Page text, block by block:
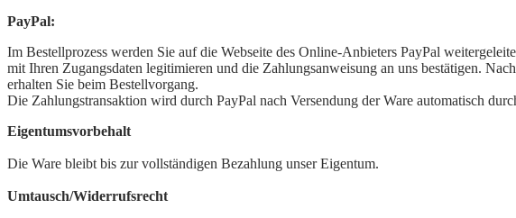
PayPal:
Im Bestellprozess werden Sie auf die Webseite des Online-Anbieters PayPal
mit Ihren Zugangsdaten legitimieren und die Zahlungsanweisung an uns bestätigen.
erhalten Sie beim Bestellvorgang.
Die Zahlungstransaktion wird durch PayPal nach Versendung der Ware automatisch
Eigentumsvorbehalt
Die Ware bleibt bis zur vollständigen Bezahlung unser Eigentum.
Umtausch/Widerrufsrecht